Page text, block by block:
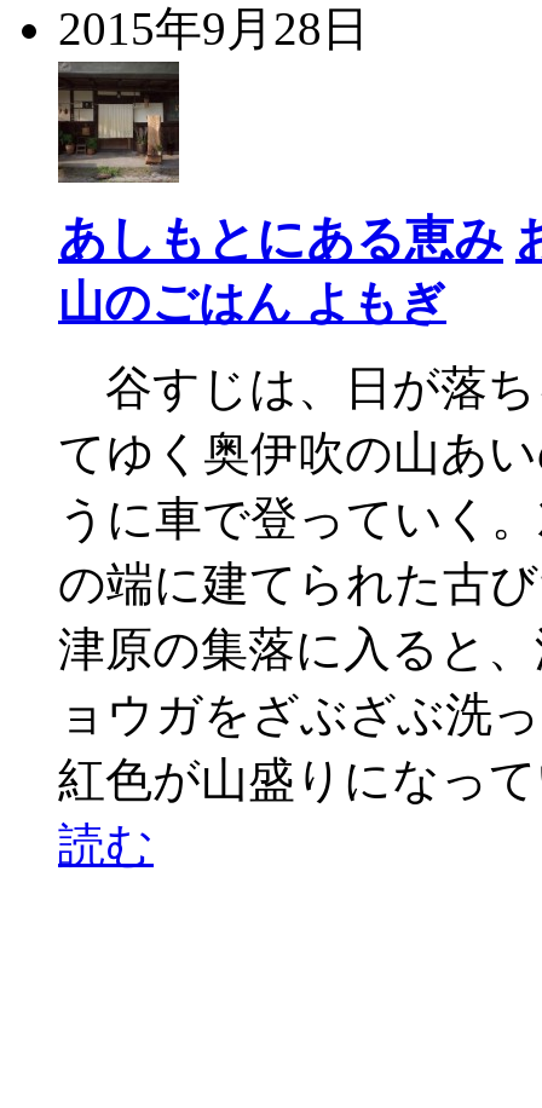
2015年9月28日
あしもとにある恵み
山のごはん よもぎ
谷すじは、日が落
てゆく奥伊吹の山あ
うに車で登っていく
の端に建てられた古
津原の集落に入ると
ョウガをざぶざぶ洗
紅色が山盛りになっ
読む